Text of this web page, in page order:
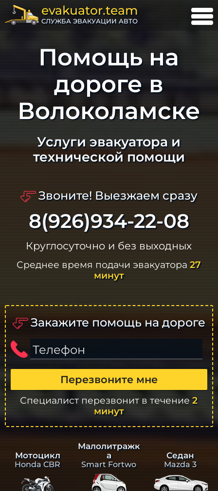
evakuator.team
СЛУЖБА ЭВАКУАЦИИ АВТО
Помощь на
дороге в
Волоколамске
Услуги эвакуатора и
технической помощи
Звоните! Выезжаем сразу
8(926)934-22-08
Круглосуточно и без выходных
Среднее время подачи эвакуатора27
минут
Закажите помощь на дороге
Телефон
Перезвоните мне
Специалист перезвонит в течение2
минут
Мотоцикл
Honda CBR
Малолитражк
а
Smart Fortwo
Седан
Mazda 3